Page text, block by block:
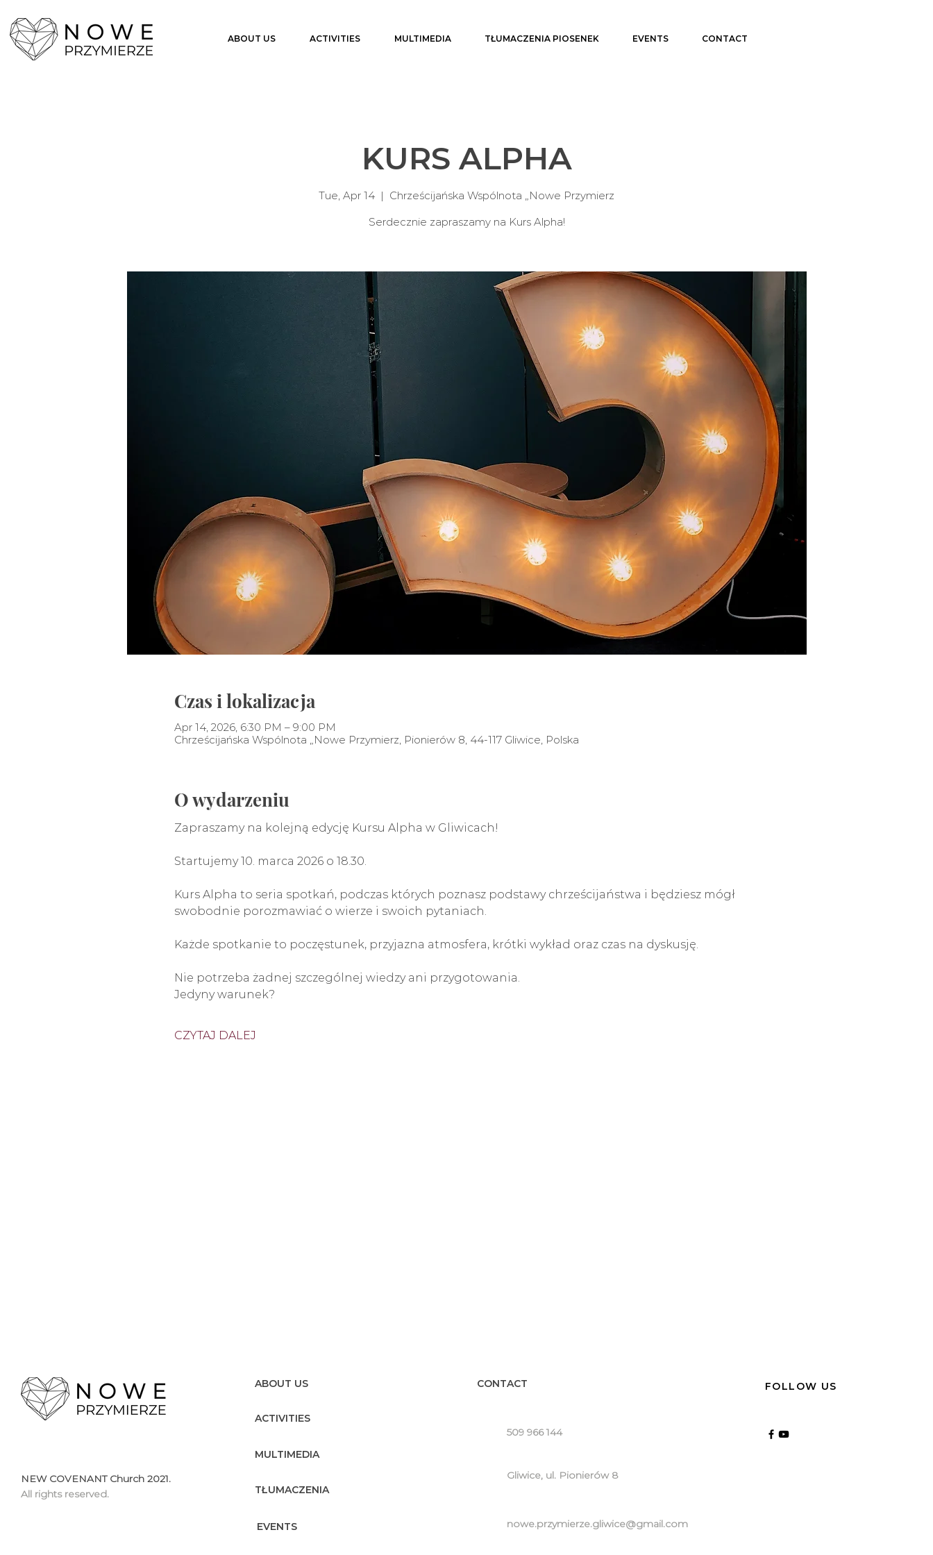
ABOUT US ACTIVITIES MULTIMEDIA TŁUMACZENIA PIOSENEK EVENTS CONTACT
KURS ALPHA
Tue, Apr 14
  |
Chrześcijańska Wspólnota „Nowe Przymierz
Serdecznie zapraszamy na Kurs Alpha!
Czas i lokalizacja
Apr 14, 2026, 6:30 PM – 9:00 PM
Chrześcijańska Wspólnota „Nowe Przymierz, Pionierów 8, 44-117 Gliwice, Polska
O wydarzeniu
Zapraszamy na kolejną edycję Kursu Alpha w Gliwicach!
Startujemy 10. marca 2026 o 18.30.
Kurs Alpha to seria spotkań, podczas których poznasz podstawy chrześcijaństwa i będziesz mógł
swobodnie porozmawiać o wierze i swoich pytaniach.
Każde spotkanie to poczęstunek, przyjazna atmosfera, krótki wykład oraz czas na dyskusję.
Nie potrzeba żadnej szczególnej wiedzy ani przygotowania.
Jedyny warunek?
CZYTAJ DALEJ
ABOUT US
ACTIVITIES
CONTACT
509 966 144
FOLLOW US
MULTIMEDIA
NEW COVENANT Church 2021.
All rights reserved.
TŁUMACZENIA
EVENTS
Gliwice, ul. Pionierów 8
nowe.przymierze.gliwice@gmail.com